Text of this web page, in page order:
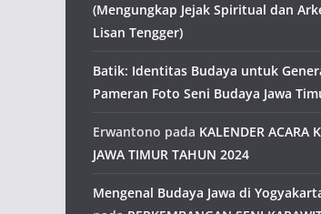
(Mengungkap Jejak Spiritual dan
Lisan Tengger)
Batik: Identitas Budaya untuk
Pameran Foto Seni Budaya Jawa
Erwantono pada KALENDER ACARA
JAWA TIMUR TAHUN 2024
Mengenal Budaya Jawa di